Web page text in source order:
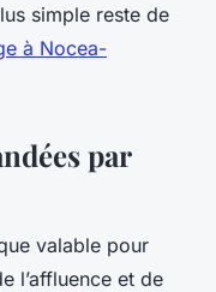
simple reste de
à Nocea-
par
valable pour
l’affluence et de